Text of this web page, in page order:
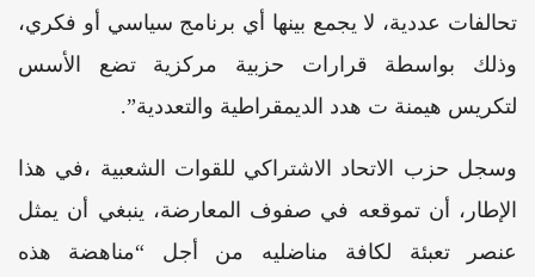
تحالفات عددية، لا يجمع بينها أي برنامج سياسي أو فكري،
وذلك بواسطة قرارات حزبية مركزية تضع الأسس
لتكريس هيمنة ت هدد الديمقراطية والتعددية”.
وسجل حزب الاتحاد الاشتراكي للقوات الشعبية ،في هذا
الإطار، أن تموقعه في صفوف المعارضة، ينبغي أن يمثل
عنصر تعبئة لكافة مناضليه من أجل “مناهضة هذه